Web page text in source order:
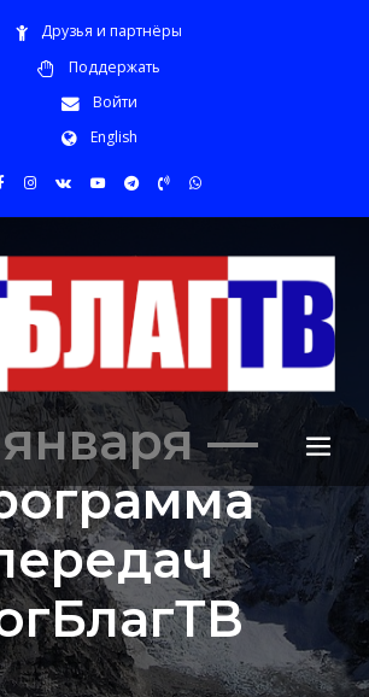
Друзья и партнёры
Поддержать
Войти
English
января —